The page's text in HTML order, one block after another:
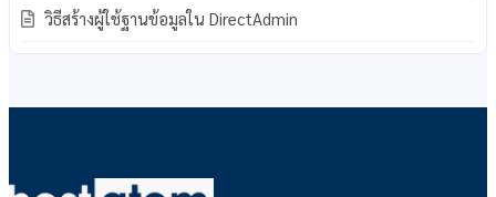
วิธีสร้างผู้ใช้ฐานข้อมูลใน DirectAdmin